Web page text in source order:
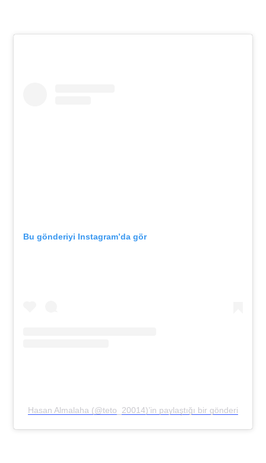
Bu gönderiyi Instagram’da gör
Hasan Almalaha (@teto_20014)’in paylaştığı bir gönderi